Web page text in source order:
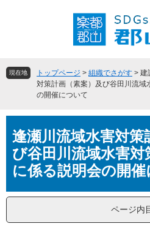
頭
飛現在地 トップページ > 組織でさがす > 建
対策計画（素案）及び谷田川流
の開催について
文逢瀬川流域水害対策
び谷田川流域水害対
に係る説明会の開
ページ内